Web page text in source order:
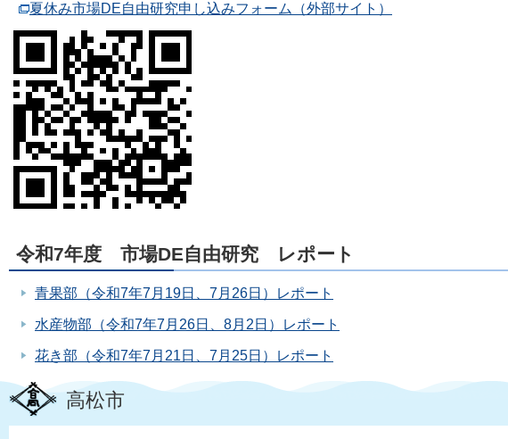
夏休み市場DE自由研究申し込みフォーム（外部サイト）
令和7年度 市場DE自由研究 レポート
青果部（令和7年7月19日、7月26日）レポート
水産物部（令和7年7月26日、8月2日）レポート
花き部（令和7年7月21日、7月25日）レポート
高松市